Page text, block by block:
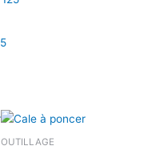
OUTILLAGE